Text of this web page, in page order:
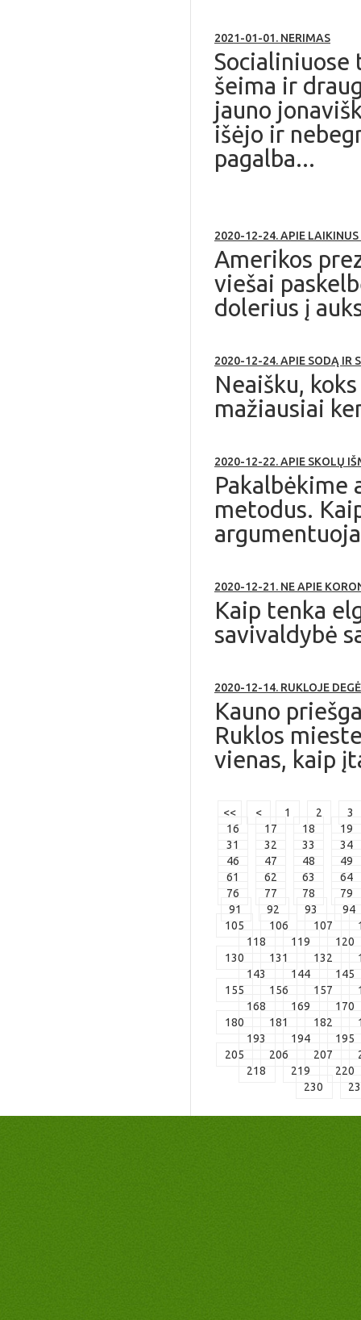
2021-01-01. NERIMAS
Socialiniuose
šeima ir
jauno
išėjo ir
pagalba...
2020-12-24. APIE LAIKINUS
Amerikos
viešai
dolerius į
2020-12-24. APIE SODĄ IR
Neaišku,
mažiausiai
2020-12-22. APIE SKOLŲ
Pakalbėkime
metodus.
2020-12-21. NE APIE
Kaip tenka
savivaldybė
2020-12-14. RUKLOJE
Kauno
Ruklos
vienas, kaip
<< < 1 2
3
16
17 18
19
31
32 33
34
46
47 48
49
61
62 63
64
76
77 78
79
91
92 93
94
105
106 107
118
119
120
130
131 132
143
144
145
155
156 157
168
169
170
180
181 182
193
194
195
205
206 207
218
219
220
230